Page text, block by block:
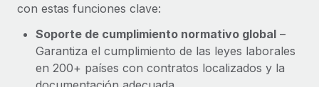
Gestión de dispositivos
Proporciona dispositivos tecnológicos y contrólalos
en todo el mundo.
Apertura de entidades
BLOG
con estas funciones clave:
Soporte de cumplimiento normativo global –
Garantiza el cumplimiento de las leyes laborales
en 200+ países con contratos localizados y la